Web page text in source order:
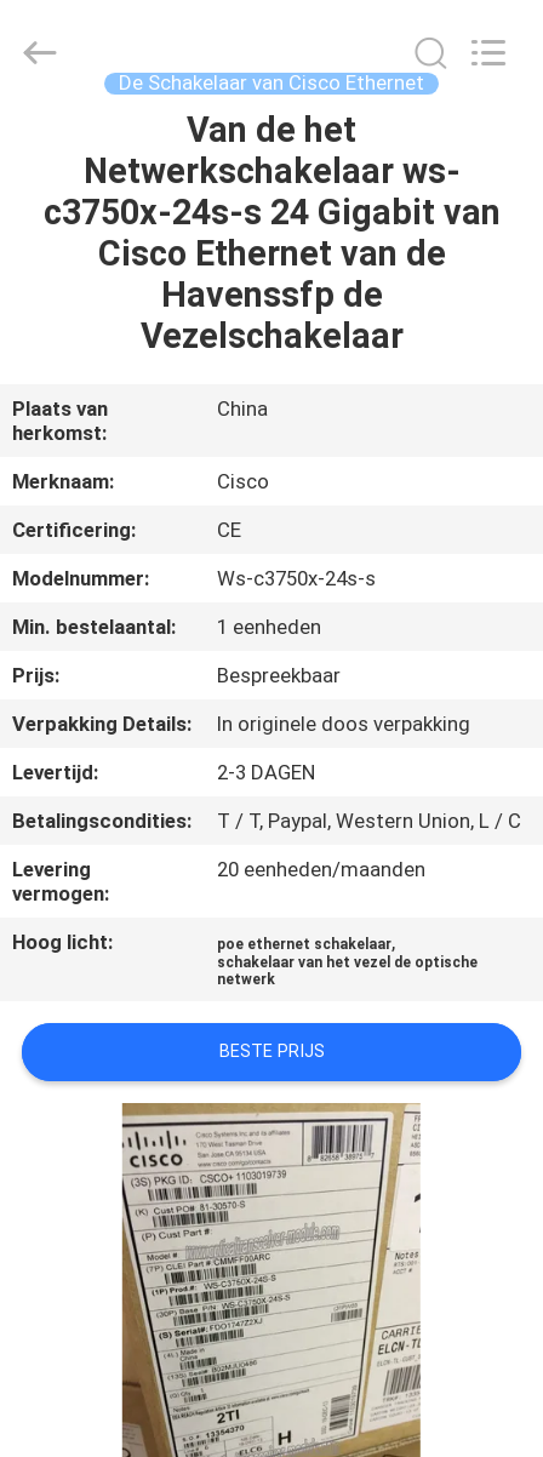
PRODUCTEN
ONS
FABRIEKSTOCHT
NEEM
CONTACT
MET
ONS
NIEUWS
GEVALLEN
SITEMAP
PRIVACYBELEID
Ltd..
De Schakelaar van Cisco Ethernet
Van de het
Netwerkschakelaar ws-
c3750x-24s-s 24 Gigabit van
Cisco Ethernet van de
Havenssfp de
Vezelschakelaar
Plaats van
herkomst:
China
Merknaam:
Cisco
Certificering:
CE
Modelnummer:
Ws-c3750x-24s-s
Min. bestelaantal:
1 eenheden
Prijs:
Bespreekbaar
Verpakking Details:
In originele doos verpakking
Levertijd:
2-3 DAGEN
Betalingscondities:
T / T, Paypal, Western Union, L / C
Levering
vermogen:
20 eenheden/maanden
Hoog licht: poe ethernet schakelaar,
schakelaar van het vezel de optische
netwerk
BESTE PRIJS